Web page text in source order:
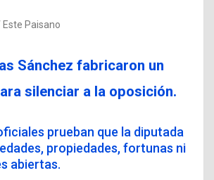
Este Paisano
Sánchez fabricaron un
silenciar a la oposición.
prueban que la diputada
propiedades, fortunas ni
abiertas.